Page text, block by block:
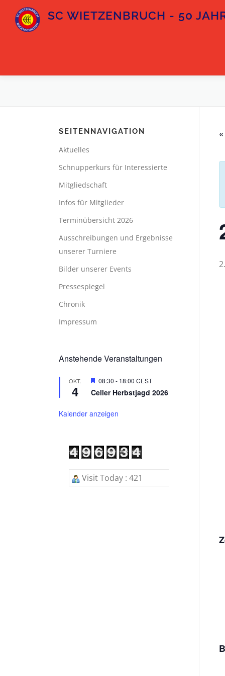
Inhalt
springen
SC WIETZENBRUCH - 50
SEITENNAVIGATION
Aktuelles
Schnupperkurs für Interessierte
Mitgliedschaft
Infos für Mitglieder
Terminübersicht 2026
Ausschreibungen und Ergebnisse
unserer Turniere
Bilder unserer Events
Pressespiegel
Chronik
Impressum
Anstehende Veranstaltungen
OKT.
4
Hervorgehoben
08:30 - 18:00 CEST
Celler Herbstjagd 2026
Kalender anzeigen
Visit Today : 421